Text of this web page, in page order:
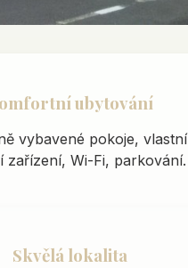
ubytování
vybavené pokoje, vlastní
zařízení, Wi-Fi, parkování.
Skvělá lokalita